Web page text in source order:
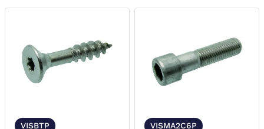
VISBTP VISMA2C6P